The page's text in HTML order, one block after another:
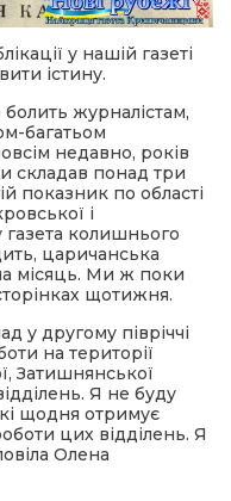
у нашій газеті
істину.
журналістам,
багатьом
недавно, років
складав понад три
показник по області
і
газета колишнього
царичанська
місяць. Ми ж поки
щотижня.
у другому півріччі
на території
Затишнянської
Я не буду
щодня отримує
цих відділень. Я
Олена